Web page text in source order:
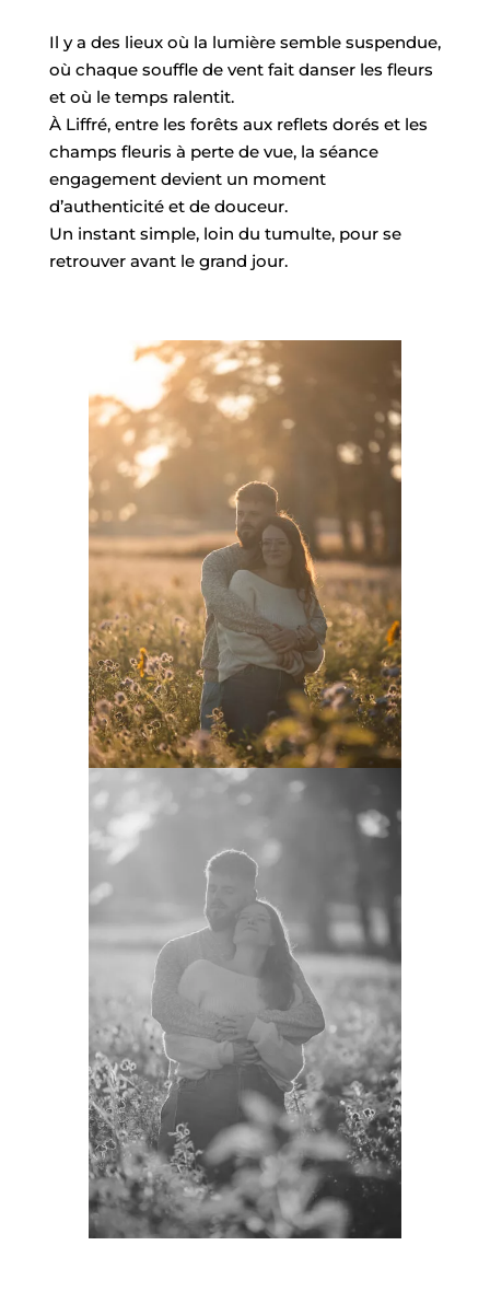
Il y a des lieux où la lumière semble suspendue,
où chaque souffle de vent fait danser les fleurs
et où le temps ralentit.
À Liffré, entre les forêts aux reflets dorés et les
champs fleuris à perte de vue, la séance
engagement devient un moment
d’authenticité et de douceur.
Un instant simple, loin du tumulte, pour se
retrouver avant le grand jour.